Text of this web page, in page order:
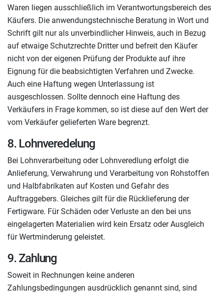
Waren liegen ausschließlich im Verantwortungsbereich des
Käufers. Die anwendungstechnische Beratung in Wort und
Schrift gilt nur als unverbindlicher Hinweis, auch in Bezug
auf etwaige Schutzrechte Dritter und befreit den Käufer
nicht von der eigenen Prüfung der Produkte auf ihre
Eignung für die beabsichtigten Verfahren und Zwecke.
Auch eine Haftung wegen Unterlassung ist
ausgeschlossen. Sollte dennoch eine Haftung des
Verkäufers in Frage kommen, so ist diese auf den Wert der
vom Verkäufer gelieferten Ware begrenzt.
8. Lohnveredelung
Bei Lohnverarbeitung oder Lohnveredlung erfolgt die
Anlieferung, Verwahrung und Verarbeitung von Rohstoffen
und Halbfabrikaten auf Kosten und Gefahr des
Auftraggebers. Gleiches gilt für die Rücklieferung der
Fertigware. Für Schäden oder Verluste an den bei uns
eingelagerten Materialien wird kein Ersatz oder Ausgleich
für Wertminderung geleistet.
9. Zahlung
Soweit in Rechnungen keine anderen
Zahlungsbedingungen ausdrücklich genannt sind, sind